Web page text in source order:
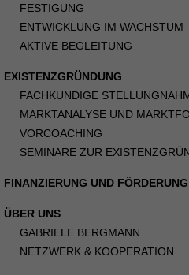
FESTIGUNG
ENTWICKLUNG IM WACHSTUM
AKTIVE BEGLEITUNG
EXISTENZGRÜNDUNG
FACHKUNDIGE
MARKTANALYSE UND
VORCOACHING
SEMINARE ZUR
FINANZIERUNG UND FÖRDERUNG
ÜBER UNS
GABRIELE BERGMANN
NETZWERK & KOOPERATION